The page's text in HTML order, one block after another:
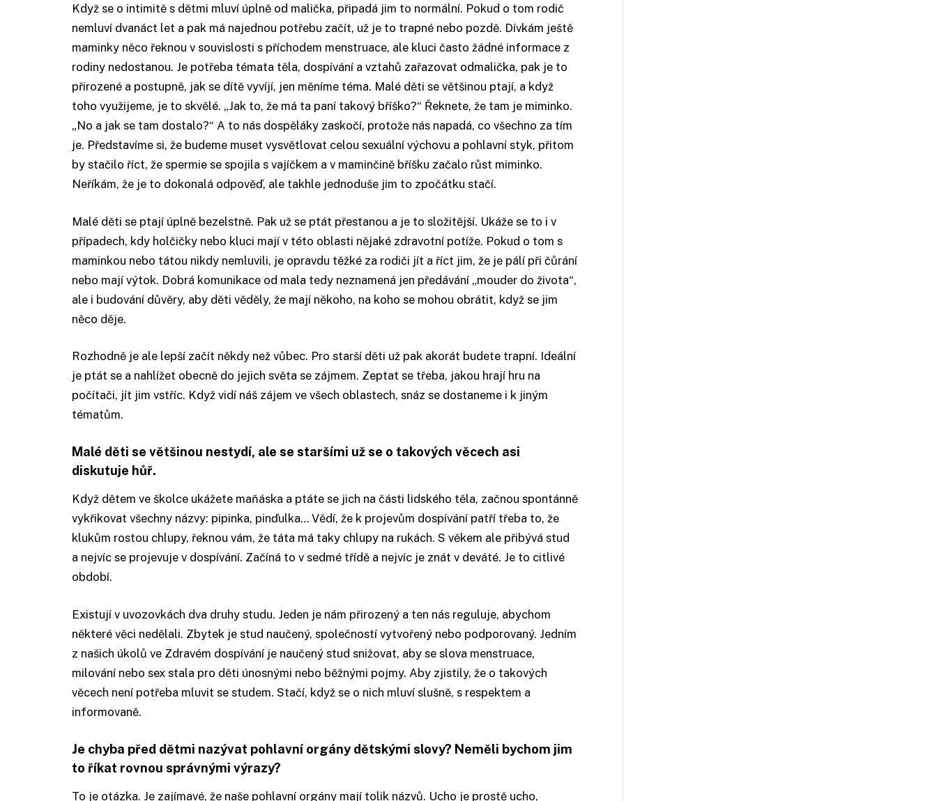
Když se o intimitě s dětmi mluví úplně od malička, připadá jim to normální. Pokud o tom rodič
nemluví dvanáct let a pak má najednou potřebu začít, už je to trapné nebo pozdě. Dívkám ještě
maminky něco řeknou v souvislosti s příchodem menstruace, ale kluci často žádné informace z
rodiny nedostanou. Je potřeba témata těla, dospívání a vztahů zařazovat odmalička, pak je to
přirozené a postupně, jak se dítě vyvíjí, jen měníme téma. Malé děti se většinou ptají, a když
toho využijeme, je to skvělé. „Jak to, že má ta paní takový bříško?“ Řeknete, že tam je miminko.
„No a jak se tam dostalo?“ A to nás dospěláky zaskočí, protože nás napadá, co všechno za tím
je. Představíme si, že budeme muset vysvětlovat celou sexuální výchovu a pohlavní styk, přitom
by stačilo říct, že spermie se spojila s vajíčkem a v maminčině bříšku začalo růst miminko.
Neříkám, že je to dokonalá odpověď, ale takhle jednoduše jim to zpočátku stačí.
Malé děti se ptají úplně bezelstně. Pak už se ptát přestanou a je to složitější. Ukáže se to i v
případech, kdy holčičky nebo kluci mají v této oblasti nějaké zdravotní potíže. Pokud o tom s
maminkou nebo tátou nikdy nemluvili, je opravdu těžké za rodiči jít a říct jim, že je pálí při čůrání
nebo mají výtok. Dobrá komunikace od mala tedy neznamená jen předávání „mouder do života“,
ale i budování důvěry, aby děti věděly, že mají někoho, na koho se mohou obrátit, když se jim
něco děje.
Rozhodně je ale lepší začít někdy než vůbec. Pro starší děti už pak akorát budete trapní. Ideální
je ptát se a nahlížet obecně do jejich světa se zájmem. Zeptat se třeba, jakou hrají hru na
počítači, jít jim vstříc. Když vidí náš zájem ve všech oblastech, snáz se dostaneme i k jiným
tématům.
Malé děti se většinou nestydí, ale se staršími už se o takových věcech asi
diskutuje hůř.
Když dětem ve školce ukážete maňáska a ptáte se jich na části lidského těla, začnou spontánně
vykřikovat všechny názvy: pipinka, pinďulka… Vědí, že k projevům dospívání patří třeba to, že
klukům rostou chlupy, řeknou vám, že táta má taky chlupy na rukách. S věkem ale přibývá stud
a nejvíc se projevuje v dospívání. Začíná to v sedmé třídě a nejvíc je znát v deváté. Je to citlivé
období.
Existují v uvozovkách dva druhy studu. Jeden je nám přirozený a ten nás reguluje, abychom
některé věci nedělali. Zbytek je stud naučený, společností vytvořený nebo podporovaný. Jedním
z našich úkolů ve Zdravém dospívání je naučený stud snižovat, aby se slova menstruace,
milování nebo sex stala pro děti únosnými nebo běžnými pojmy. Aby zjistily, že o takových
věcech není potřeba mluvit se studem. Stačí, když se o nich mluví slušně, s respektem a
informovaně.
Je chyba před dětmi nazývat pohlavní orgány dětskými slovy? Neměli bychom jim
to říkat rovnou správnými výrazy?
To je otázka. Je zajímavé, že naše pohlavní orgány mají tolik názvů. Ucho je prostě ucho,